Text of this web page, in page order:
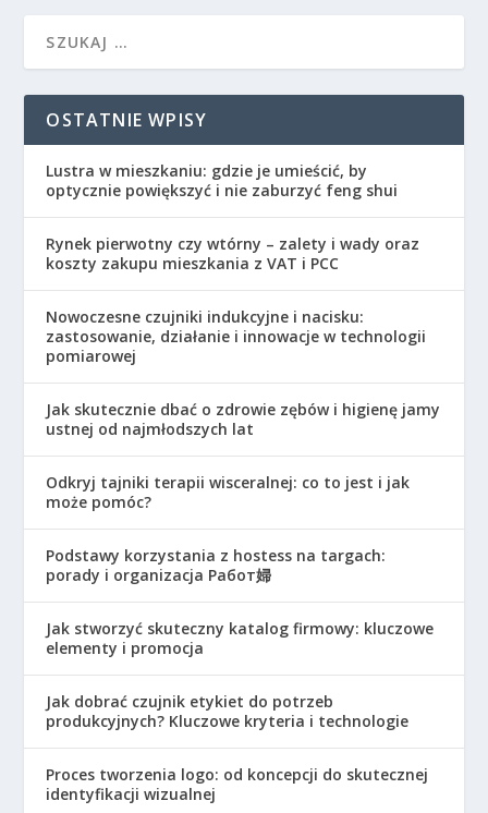
OSTATNIE WPISY
Lustra w mieszkaniu: gdzie je umieścić, by
optycznie powiększyć i nie zaburzyć feng shui
Rynek pierwotny czy wtórny – zalety i wady oraz
koszty zakupu mieszkania z VAT i PCC
Nowoczesne czujniki indukcyjne i nacisku:
zastosowanie, działanie i innowacje w technologii
pomiarowej
Jak skutecznie dbać o zdrowie zębów i higienę jamy
ustnej od najmłodszych lat
Odkryj tajniki terapii wisceralnej: co to jest i jak
może pomóc?
Podstawy korzystania z hostess na targach:
porady i organizacja Работ婦
Jak stworzyć skuteczny katalog firmowy: kluczowe
elementy i promocja
Jak dobrać czujnik etykiet do potrzeb
produkcyjnych? Kluczowe kryteria i technologie
Proces tworzenia logo: od koncepcji do skutecznej
identyfikacji wizualnej